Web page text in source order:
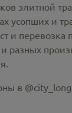
элитной
и
и перевозка
разных
в